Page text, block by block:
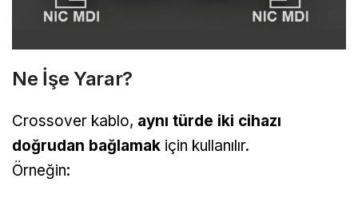
Ne İşe Yarar?
Crossover kablo, aynı türde iki cihazı
doğrudan bağlamak için kullanılır.
Örneğin: